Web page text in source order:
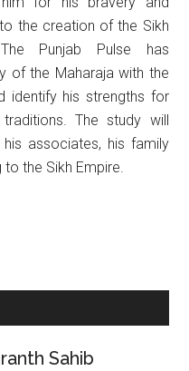
the creation of the Sikh
The Punjab Pulse has
of the Maharaja with the
identify his strengths for
The study will
associates, his family
the Sikh Empire.
Sahib